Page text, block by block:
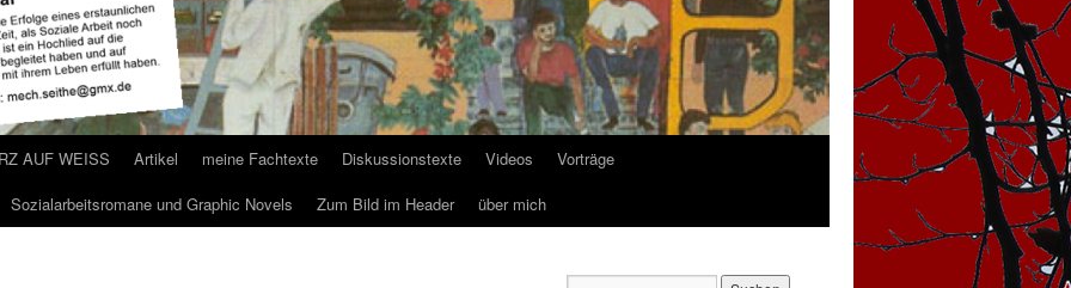
AUF WEISS Artikel meine Fachtexte Diskussionstexte Videos
Vorträge
Sozialarbeitsromane und Graphic Novels Zum Bild im Header über mich